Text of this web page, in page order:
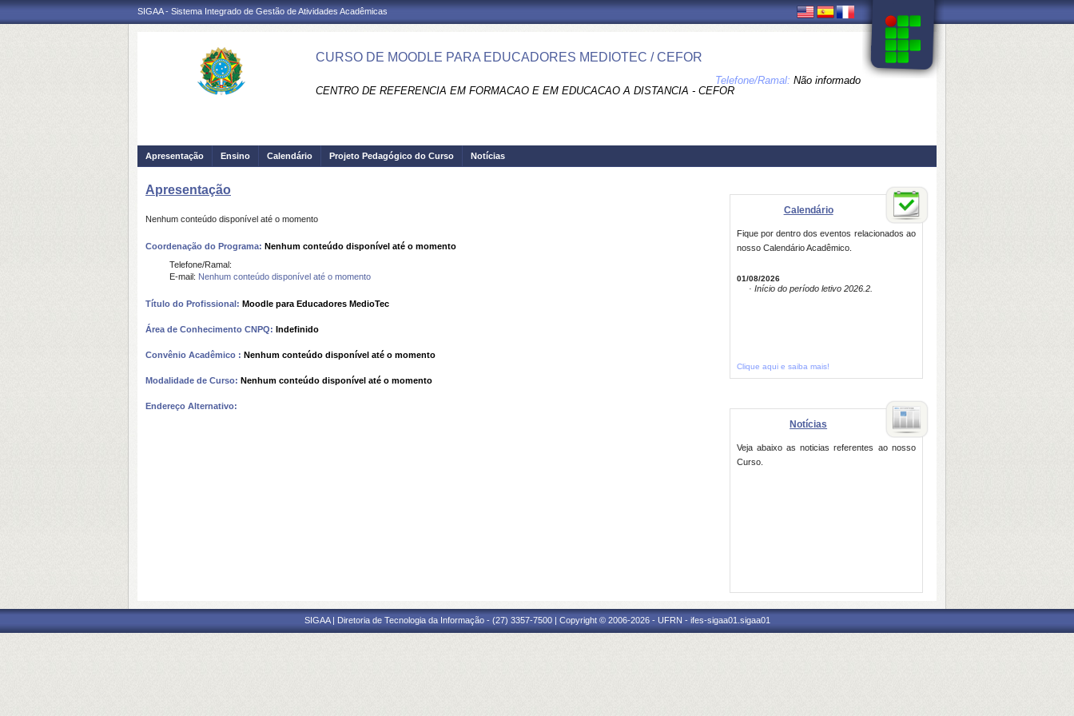
SIGAA - Sistema Integrado de Gestão de Atividades Acadêmicas
CURSO DE MOODLE PARA EDUCADORES MEDIOTEC / CEFOR
CENTRO DE REFERENCIA EM FORMACAO E EM EDUCACAO A DISTANCIA - CEFOR
Telefone/Ramal: Não informado
Apresentação Ensino Calendário Projeto Pedagógico do Curso Notícias
Apresentação
Nenhum conteúdo disponível até o momento
Coordenação do Programa: Nenhum conteúdo disponível até o momento
Telefone/Ramal:
E-mail: Nenhum conteúdo disponível até o momento
Título do Profissional: Moodle para Educadores MedioTec
Área de Conhecimento CNPQ: Indefinido
Convênio Acadêmico : Nenhum conteúdo disponível até o momento
Modalidade de Curso: Nenhum conteúdo disponível até o momento
Endereço Alternativo:
Calendário
Fique por dentro dos eventos relacionados ao
nosso Calendário Acadêmico.
01/08/2026
· Início do período letivo 2026.2.
Clique aqui e saiba mais!
Notícias
Veja abaixo as noticias referentes ao nosso
Curso.
SIGAA | Diretoria de Tecnologia da Informação - (27) 3357-7500 | Copyright © 2006-2026 - UFRN - ifes-sigaa01.sigaa01